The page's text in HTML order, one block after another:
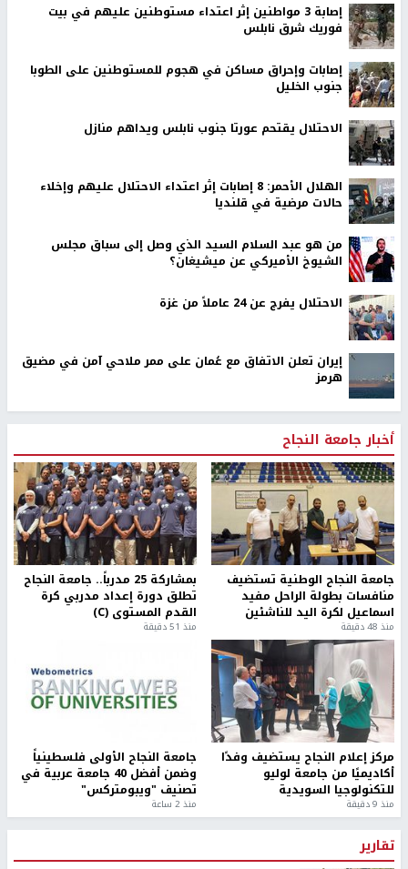
إصابة 3 مواطنين إثر اعتداء مستوطنين عليهم في بيت
فوريك شرق نابلس
إصابات وإحراق مساكن في هجوم للمستوطنين على الطوبا
جنوب الخليل
الاحتلال يقتحم عورتا جنوب نابلس ويداهم منازل
الهلال الأحمر: 8 إصابات إثر اعتداء الاحتلال عليهم وإخلاء
حالات مرضية في قلنديا
من هو عبد السلام السيد الذي وصل إلى سباق مجلس
الشيوخ الأميركي عن ميشيغان؟
الاحتلال يفرج عن 24 عاملاً من غزة
إيران تعلن الاتفاق مع عُمان على ممر ملاحي آمن في مضيق
هرمز
أخبار جامعة النجاح
جامعة النجاح الوطنية تستضيف
منافسات بطولة الراحل مفيد
اسماعيل لكرة اليد للناشئين
منذ 48 دقيقة
بمشاركة 25 مدرباً.. جامعة النجاح
تطلق دورة إعداد مدربي كرة
القدم المستوى (C)
منذ 51 دقيقة
مركز إعلام النجاح يستضيف وفدًا
أكاديميًا من جامعة لوليو
للتكنولوجيا السويدية
منذ 9 دقيقة
جامعة النجاح الأولى فلسطينياً
وضمن أفضل 40 جامعة عربية في
تصنيف "ويبومتركس"
منذ 2 ساعة
تقارير